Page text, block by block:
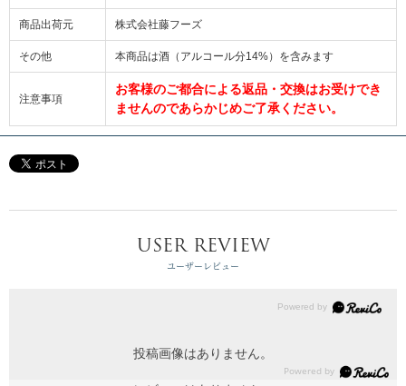
商品出荷元 株式会社藤フーズ
その他 本商品は酒（アルコール分14%）を含みます
注意事項
お客様のご都合による返品・交換はお受けでき
ませんのであらかじめご了承ください。
USER REVIEW
ユーザーレビュー
投稿画像はありません。